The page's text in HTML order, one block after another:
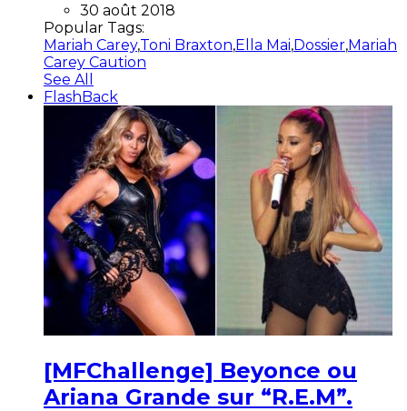
30 août 2018
Popular Tags:
Mariah Carey,Toni Braxton,Ella Mai,Dossier,Mariah
Carey Caution
See All
FlashBack
[MFChallenge] Beyonce ou
Ariana Grande sur “R.E.M”.